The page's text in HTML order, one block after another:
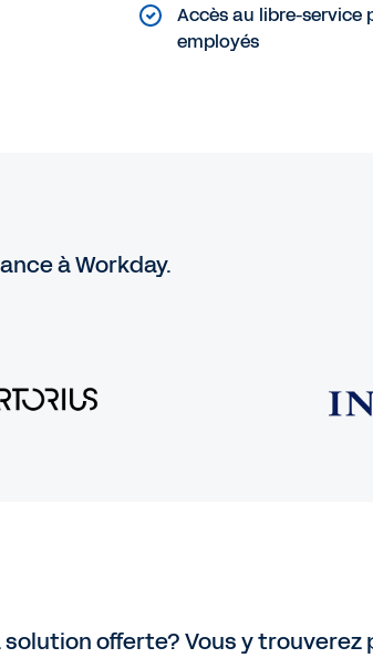
Accès au libre-service
employés
à Workday.
offerte? Vous y